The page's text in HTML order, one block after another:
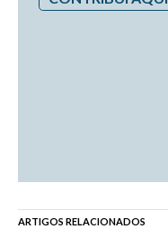
ARTIGOS RELACIONADOS